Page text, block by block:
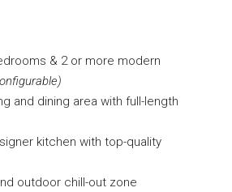
& 2 or more modern
and dining area with full-length
kitchen with top-quality
outdoor chill-out zone